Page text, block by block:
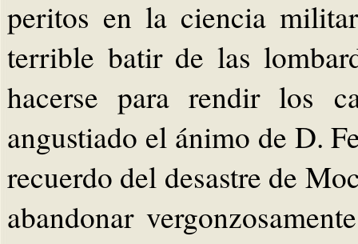
peritos en la ciencia
terrible batir de las
hacerse para rendir los
angustiado el ánimo de D.
recuerdo del desastre de
abandonar